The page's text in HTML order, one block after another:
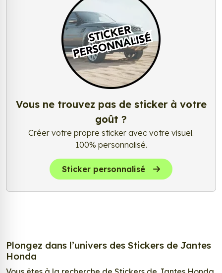
Vous ne trouvez pas de sticker à votre
goût ?
Créer votre propre sticker avec votre visuel.
100% personnalisé.
Sticker personnalisé
Plongez dans l’univers des Stickers de Jantes
Honda